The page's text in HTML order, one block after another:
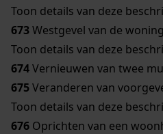
Toon details van deze
673Westgevel van de
Toon details van deze
674Vernieuwen van twee
675Veranderen van
Toon details van deze
676 Oprichten van een